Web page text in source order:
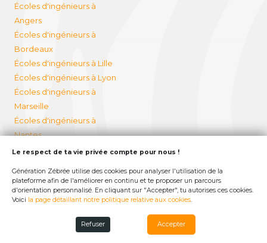
Écoles d'ingénieurs à
Angers
Écoles d'ingénieurs à
Bordeaux
Écoles d'ingénieurs à Lille
Écoles d'ingénieurs à Lyon
Écoles d'ingénieurs à
Marseille
Écoles d'ingénieurs à
Nantes
Écoles d'ingénieurs à Nice
Bachelor ingénieur :
diplômes, classement,
spécialités, débouchés et
Ecoles d'ingénieurs
Le respect de ta vie privée compte pour nous !
Génération Zébrée utilise des cookies pour analyser l'utilisation de la
plateforme afin de l'améliorer en continu et te proposer un parcours
d'orientation personnalisé. En cliquant sur "Accepter", tu autorises ces cookies.
Voici la page détaillant notre politique relative aux cookies.
Refuser Accepter